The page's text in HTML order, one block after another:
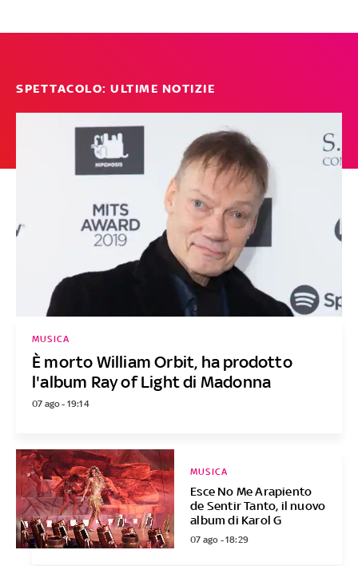
SPETTACOLO: ULTIME NOTIZIE
È morto William Orbit, ha prodotto
l'album Ray of Light di Madonna
MUSICA
07 ago - 19:14
Esce No Me Arapiento
de Sentir Tanto, il nuovo
album di Karol G
MUSICA
07 ago - 18:29